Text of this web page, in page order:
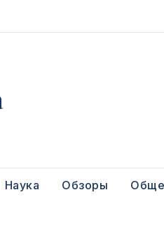
Наука Обзоры